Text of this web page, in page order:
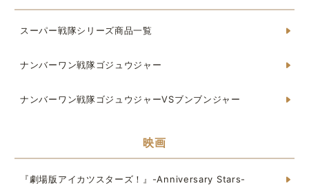
スーパー戦隊シリーズ商品一覧
ナンバーワン戦隊ゴジュウジャー
ナンバーワン戦隊ゴジュウジャーVSブンブンジャー
映画
『劇場版アイカツスターズ！』-Anniversary Stars-